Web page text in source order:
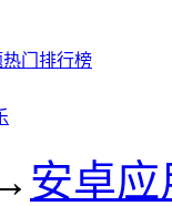
热门排行榜
安卓应